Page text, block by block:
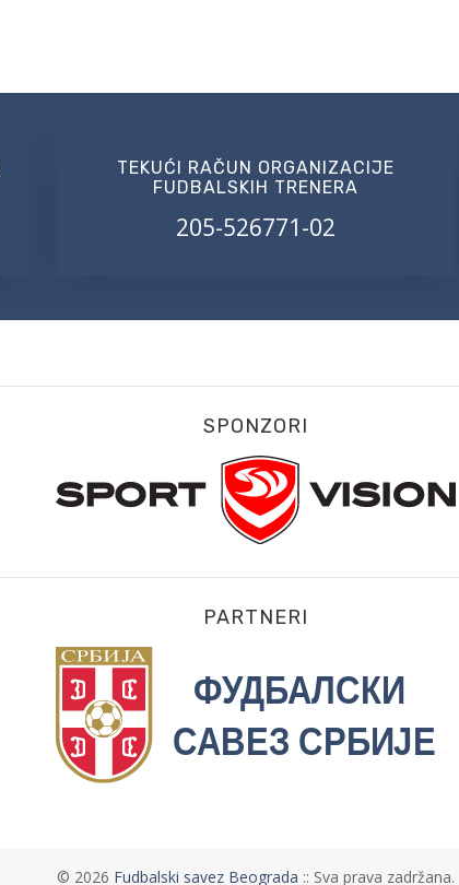
TEKUĆI RAČUN ORGANIZACIJE
FUDBALSKIH TRENERA
205-526771-02
SPONZORI
PARTNERI
© 2026 Fudbalski savez Beograda :: Sva prava zadržana.